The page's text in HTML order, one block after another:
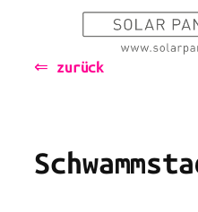
Inhalt⇐ zurück